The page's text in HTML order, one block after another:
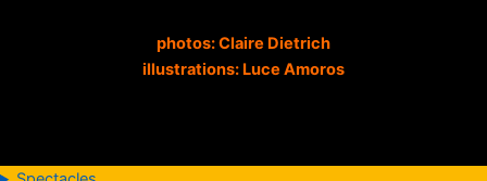
photos: Claire Dietrich
illustrations: Luce Amoros